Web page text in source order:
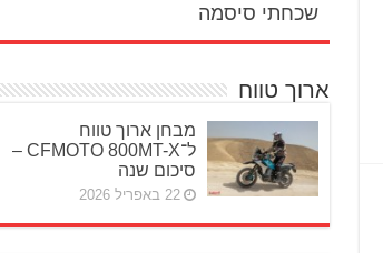
שכחתי סיסמה
ארוך טווח
מבחן ארוך טווח
ל־CFMOTO 800MT-X –
סיכום שנה
22 באפריל 2026